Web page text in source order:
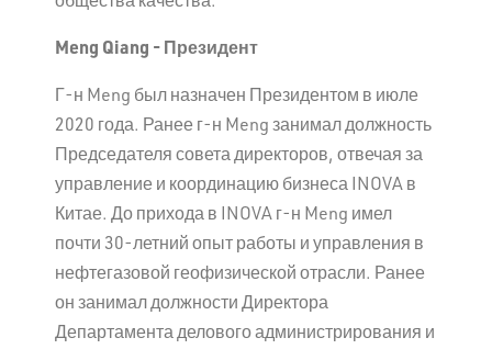
Meng Qiang - Президент
Г-н Meng был назначен Президентом в июле
2020 года. Ранее г-н Meng занимал должность
Председателя совета директоров, отвечая за
управление и координацию бизнеса INOVA в
Китае. До прихода в INOVA г-н Meng имел
почти 30-летний опыт работы и управления в
нефтегазовой геофизической отрасли. Ранее
он занимал должности Директора
Департамента делового администрирования и